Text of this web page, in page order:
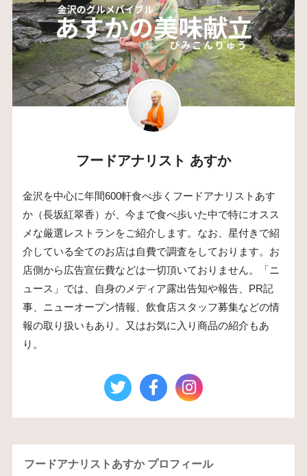
フードアナリスト あすか
金沢を中心に年間600軒食べ歩くフードアナリストあす
か（長坂紅翠香）が、今まで食べ歩いた中で特にオスス
メな厳選レストランをご紹介します。なお、星付きで紹
介している全てのお店は自費で調査をしております。お
店側から広告宣伝費などは一切頂いておりません。「ニ
ュース」では、自身のメディア露出告知や報告、PR記
事、ニューオープン情報、飲食店スタッフ募集などの情
報の取り扱いもあり。又はお気に入り商品の紹介もあ
り。
フードアナリストあすか プロフィール